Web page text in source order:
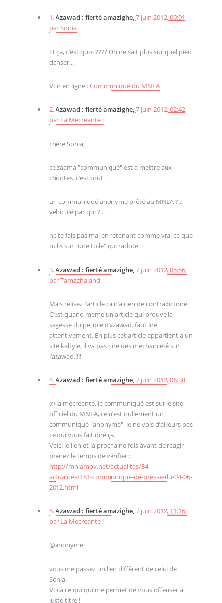
1.Azawad : fierté amazighe,7 juin 2012, 00:01,
parSonia
Et ça, c’est quoi ???? On ne sait plus sur quel pied
danser...
Voir en ligne :Communiqué du MNLA
2.Azawad : fierté amazighe,7 juin 2012, 02:42,
par La Mecreante !
chère Sonia,
ce zaama "communiqué" est à mettre aux
chiottes. c’est tout.
un communiqué anonyme prêté au MNLA ?...
véhiculé par qui ?...
ne te fais pas mal en retenant comme vrai ce que
tu lis sur "une toile" qui radote.
3.Azawad : fierté amazighe,7 juin 2012, 05:56,
parTamzghaland
Mais relisez l’article ca n’a rien de contradictoire.
C’est quand meme un article qui prouve la
sagesse du peuple d’azawad. faut lire
attentivement. En plus cet article appartient a un
site kabyle, il va pas dire des mechanceté sur
l’azawad.!!!!
4.Azawad : fierté amazighe,7 juin 2012, 06:38
@ la mécréante, le communiqué est sur le site
officiel du MNLA, ce n’est nullement un
communiqué "anonyme", je ne vois d’ailleurs pas
ce qui vous fait dire ça.
Voici le lien et la prochaine fois avant de réagir
prenez le temps de vérifier :
http://mnlamov.net/actualites/34-
actualites/181-communique-de-presse-du-04-06-
2012.html
5.Azawad : fierté amazighe,7 juin 2012, 11:16,
par La Mecreante !
@anonyme
vous me passez un lien différent de celui de
Sonia.
Voilà ce qui qui me permet de vous offenser à
juste titre !